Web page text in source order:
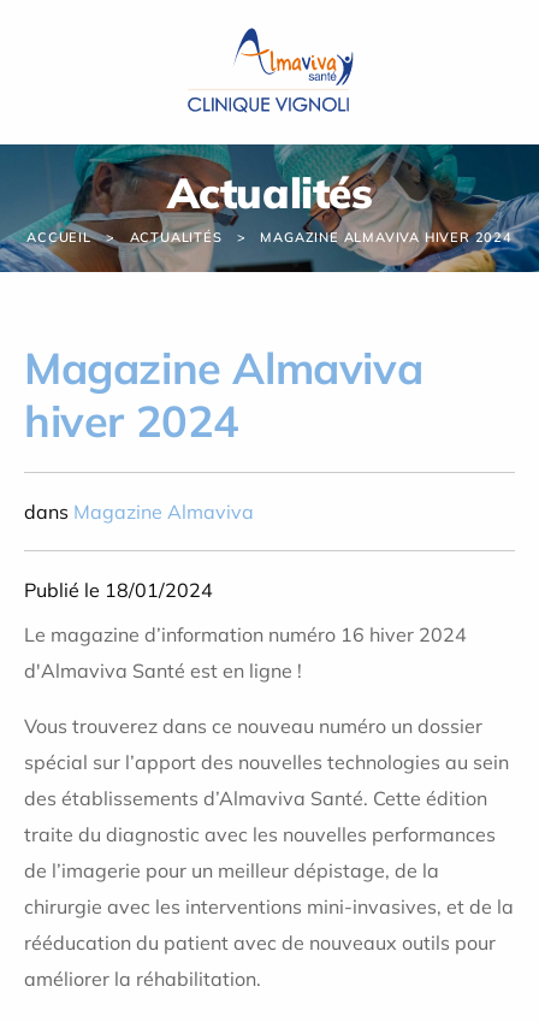
Actualités
ACCUEIL ACTUALITÉS MAGAZINE ALMAVIVA HIVER 2024
Magazine Almaviva
hiver 2024
dans Magazine Almaviva
Publié le 18/01/2024
Le magazine d’information numéro 16 hiver 2024
d'Almaviva Santé est en ligne !
Vous trouverez dans ce nouveau numéro un dossier
spécial sur l’apport des nouvelles technologies au sein
des établissements d’Almaviva Santé. Cette édition
traite du diagnostic avec les nouvelles performances
de l’imagerie pour un meilleur dépistage, de la
chirurgie avec les interventions mini-invasives, et de la
rééducation du patient avec de nouveaux outils pour
améliorer la réhabilitation.